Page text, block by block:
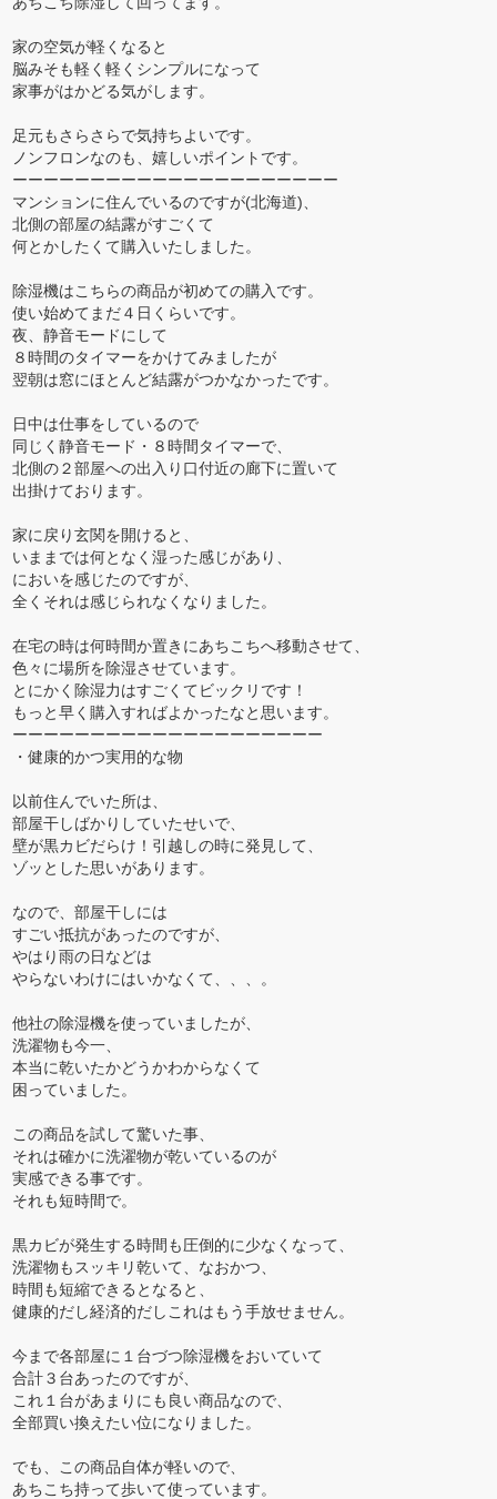
家の空気が軽くなると
脳みそも軽く軽くシンプルになって
家事がはかどる気がします。
足元もさらさらで気持ちよいです。
ノンフロンなのも、嬉しいポイントです。
ーーーーーーーーーーーーーーーーーーーーー
マンションに住んでいるのですが(北海道)、
北側の部屋の結露がすごくて
何とかしたくて購入いたしました。
除湿機はこちらの商品が初めての購入です。
使い始めてまだ４日くらいです。
夜、静音モードにして
８時間のタイマーをかけてみましたが
翌朝は窓にほとんど結露がつかなかったです。
日中は仕事をしているので
同じく静音モード・８時間タイマーで、
北側の２部屋への出入り口付近の廊下に置いて
出掛けております。
家に戻り玄関を開けると、
いままでは何となく湿った感じがあり、
においを感じたのですが、
全くそれは感じられなくなりました。
在宅の時は何時間か置きにあちこちへ移動させて、
色々に場所を除湿させています。
とにかく除湿力はすごくてビックリです！
もっと早く購入すればよかったなと思います。
ーーーーーーーーーーーーーーーーーーーー
・健康的かつ実用的な物
以前住んでいた所は、
部屋干しばかりしていたせいで、
壁が黒カビだらけ！引越しの時に発見して、
ゾッとした思いがあります。
なので、部屋干しには
すごい抵抗があったのですが、
やはり雨の日などは
やらないわけにはいかなくて、、、。
他社の除湿機を使っていましたが、
洗濯物も今一、
本当に乾いたかどうかわからなくて
困っていました。
この商品を試して驚いた事、
それは確かに洗濯物が乾いているのが
実感できる事です。
それも短時間で。
黒カビが発生する時間も圧倒的に少なくなって、
洗濯物もスッキリ乾いて、なおかつ、
時間も短縮できるとなると、
健康的だし経済的だしこれはもう手放せません。
今まで各部屋に１台づつ除湿機をおいていて
合計３台あったのですが、
これ１台があまりにも良い商品なので、
全部買い換えたい位になりました。
でも、この商品自体が軽いので、
あちこち持って歩いて使っています。